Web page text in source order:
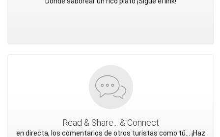
Read & Share... & Connect
en directa, los comentarios de otros turistas como tú... ¡Haz